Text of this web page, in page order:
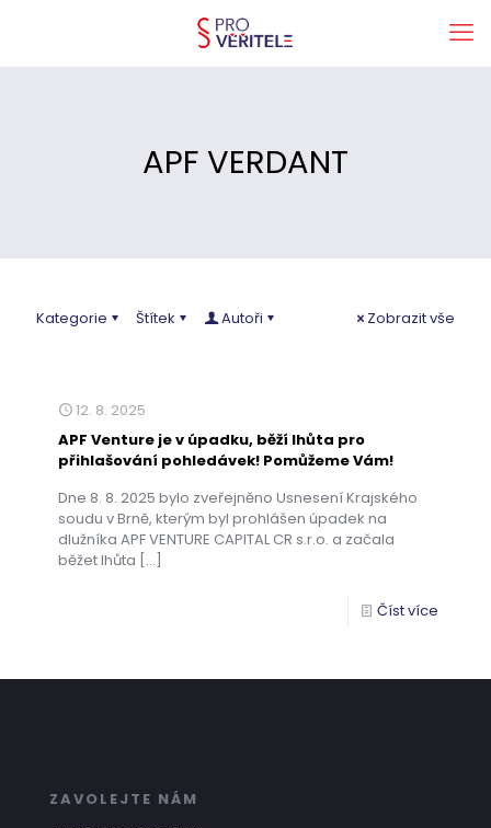
APF VERDANT
Kategorie Štítek Autoři Zobrazit vše
12. 8. 2025
APF Venture je v úpadku, běží lhůta pro
přihlašování pohledávek! Pomůžeme Vám!
Dne 8. 8. 2025 bylo zveřejněno Usnesení Krajského
soudu v Brně, kterým byl prohlášen úpadek na
dlužníka APF VENTURE CAPITAL CR s.r.o. a začala
běžet lhůta […]
Číst více
ZAVOLEJTE NÁM